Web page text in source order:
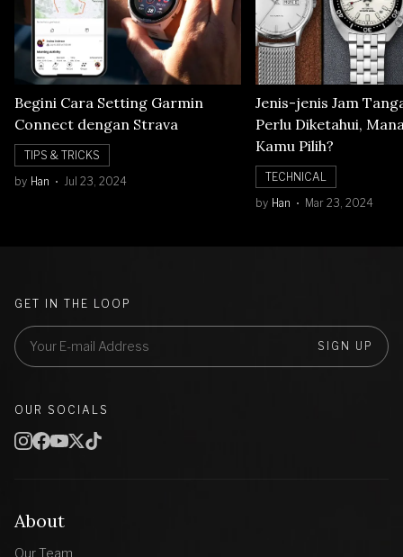
Begini Cara Setting Garmin
Connect dengan Strava
TIPS & TRICKS
by Han Jul 23, 2024
Jenis-jenis Jam
Perlu Diketahui,
Kamu Pilih?
TECHNICAL
by Han Mar 23, 2024
About
Our Team
GET IN THE LOOP
SIGN UP
OUR SOCIALS